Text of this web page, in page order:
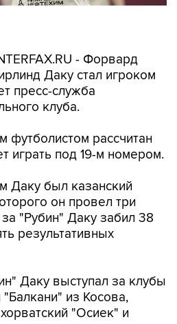
- Форвард
Даку стал игроком
пресс-служба
клуба.
футболистом рассчитан
играть под 19-м номером.
Даку был казанский
он провел три
"Рубин" Даку забил 38
результативных
Даку выступал за клубы
из Косова,
"Осиек" и